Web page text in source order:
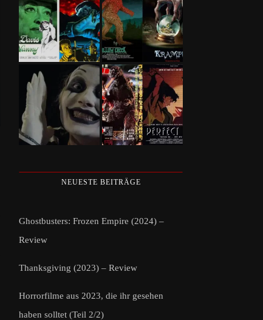
NEUESTE BEITRÄGE
Ghostbusters: Frozen Empire (2024) –
Review
Thanksgiving (2023) – Review
Horrorfilme aus 2023, die ihr gesehen
haben solltet (Teil 2/2)